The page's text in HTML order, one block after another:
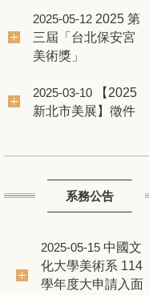
2025-05-12 2025 第
三屆「台北保安宮
美術獎」
2025-03-10
【2025
新北市美展】徵件
系務公告
2025-05-15 中國文
化大學美術系 114
學年度大申請入面